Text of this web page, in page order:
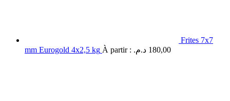
Frites 7x7
mm Eurogold 4x2,5 kg À partir : 180,00 د.م.